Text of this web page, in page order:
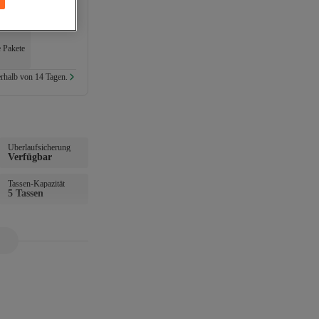
von 14 Tagen.
Überlaufsicherung
Verfügbar
Tassen-Kapazität
5 Tassen